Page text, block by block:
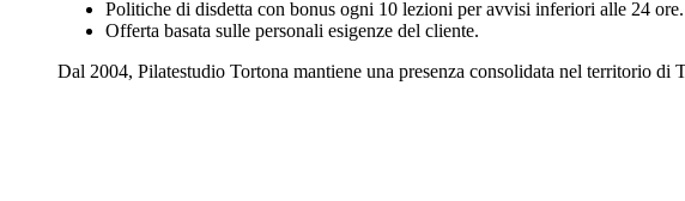
Politiche di disdetta con bonus ogni 10 lezioni per avvisi inferiori alle 24 ore.
Offerta basata sulle personali esigenze del cliente.
Dal 2004, Pilatestudio Tortona mantiene una presenza consolidata nel territorio